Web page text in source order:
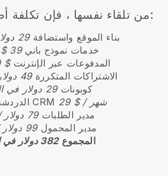
من تلقاء نفسها ، فإن تكلفة أطروحات الأدوات:
بناء الموقع واستضافة29 دولار في الشهر
خدمات نموذج باني39 $ / شهر
المدفوعات عبر الإنترنت$ 29 / شهر
الاشتراكات المتكررة49 دولار في الشهر
كوبونات29 دولار في الشهر
الدردشة الحية و CRM
29 $ / شهر
مدير الطلبات79 دولار / شهر
مدير المحمول99 دولار / شهر
المجموع 382 دولار في الشهر